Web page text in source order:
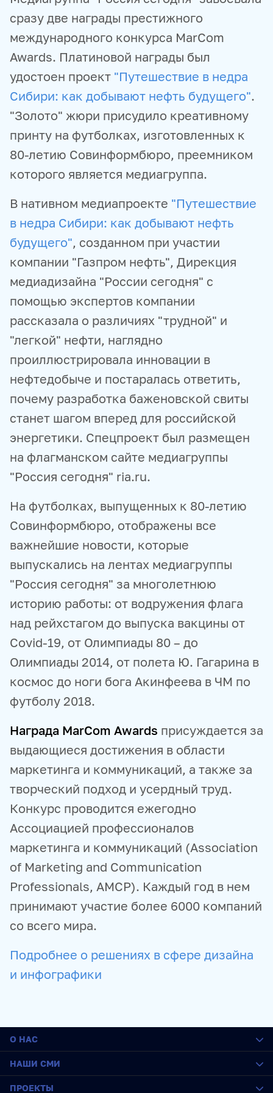
сразу две награды престижного
международного конкурса MarCom
Awards. Платиновой награды был
удостоен проект "Путешествие в недра
Сибири: как добывают нефть будущего".
"Золото" жюри присудило креативному
принту на футболках, изготовленных к
80-летию Совинформбюро, преемником
которого является медиагруппа.
В нативном медиапроекте "Путешествие
в недра Сибири: как добывают нефть
будущего", созданном при участии
компании "Газпром нефть", Дирекция
медиадизайна "России сегодня" с
помощью экспертов компании
рассказала о различиях "трудной" и
"легкой" нефти, наглядно
проиллюстрировала инновации в
нефтедобыче и постаралась ответить,
почему разработка баженовской свиты
станет шагом вперед для российской
энергетики. Спецпроект был размещен
на флагманском сайте медиагруппы
"Россия сегодня" ria.ru.
На футболках, выпущенных к 80-летию
Совинформбюро, отображены все
важнейшие новости, которые
выпускались на лентах медиагруппы
"Россия сегодня" за многолетнюю
историю работы: от водружения флага
над рейхстагом до выпуска вакцины от
Covid-19, от Олимпиады 80 – до
Олимпиады 2014, от полета Ю. Гагарина в
космос до ноги бога Акинфеева в ЧМ по
футболу 2018.
Награда MarCom Awards присуждается за
выдающиеся достижения в области
маркетинга и коммуникаций, а также за
творческий подход и усердный труд.
Конкурс проводится ежегодно
Ассоциацией профессионалов
маркетинга и коммуникаций (Association
of Marketing and Communication
Professionals, AMCP). Каждый год в нем
принимают участие более 6000 компаний
со всего мира.
Подробнее о решениях в сфере дизайна
и инфографики
О НАС
История
НАШИ СМИ
ПРОЕКТЫ